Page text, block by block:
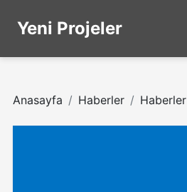
Yeni Projeler
Anasayfa Haberler Haberler